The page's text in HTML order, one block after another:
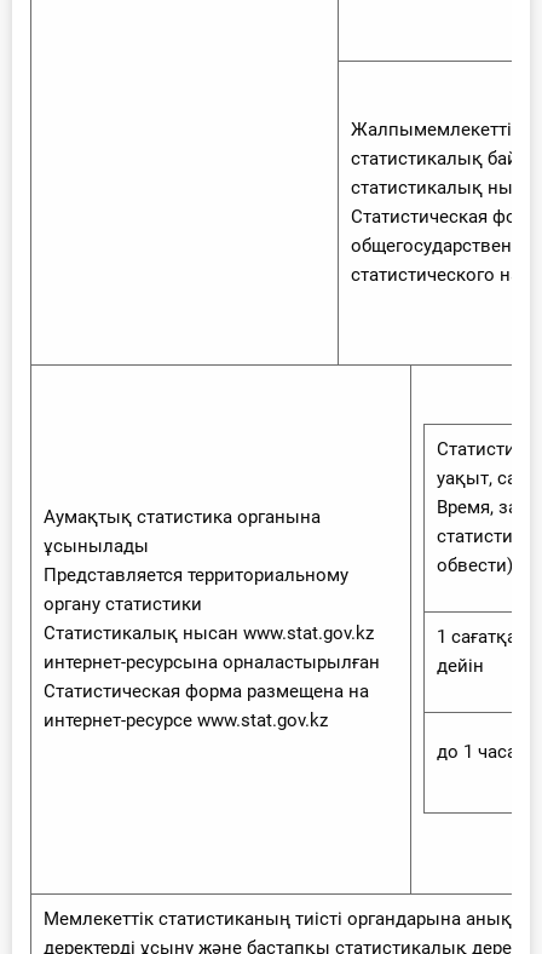
Жалпымемлекеттік
статистикалық
статистикалық
Статистическая
статистического
Аумақтық статистика органына
ұсынылады
Представляется территориальному
органу статистики
Статистикалық нысан www.stat.gov.kz
интернет-ресурсына орналастырылған
Статистическая форма размещена на
интернет-ресурсе www.stat.gov.kz
уақыт,
Время,
обвести)
1 сағатқа
дейiн
до 1 часа
Мемлекеттік статистиканың тиісті органдарына анық
деректерді ұсыну және бастапқы статистикалық